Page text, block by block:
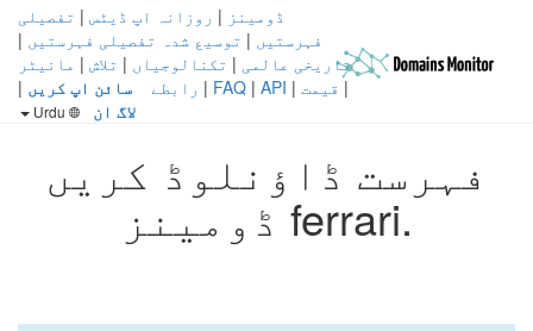
ڈومینز | روزانہ اپ ڈیٹس | تفصیلی
فہرستیں | توسیع شدہ تفصیلی فہرستیں |
تاریخی عالمی | تکنالوجیاں | تلاش | مانیٹر
| قیمت |
FAQ | API
| رابطے سائن اپ کریں |
لاگ ان
فہرست ڈاؤنلوڈ کریں
.ferrari ڈومینز